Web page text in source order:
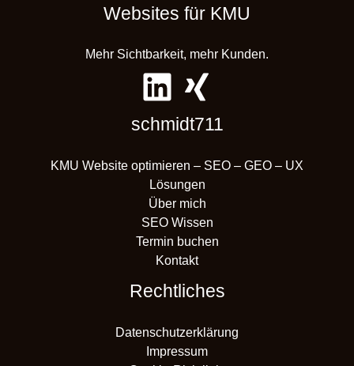
Websites für KMU
Mehr Sichtbarkeit, mehr Kunden.
schmidt711
KMU Website optimieren – SEO – GEO – UX
Lösungen
Über mich
SEO Wissen
Termin buchen
Kontakt
Rechtliches
Datenschutzerklärung
Impressum